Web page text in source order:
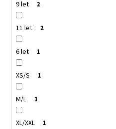
9 let 2
11 let 2
6 let 1
XS/S 1
M/L 1
XL/XXL 1